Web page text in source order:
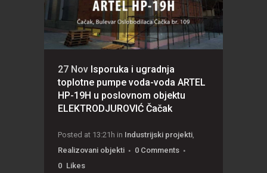
27 Nov Isporuka i ugradnja
toplotne pumpe voda-voda ARTEL
HP-19H u poslovnom objektu
ELEKTRODJUROVIĆ Čačak
Posted at 13:21h in Industrijski projekti,
Realizovani objekti
0 Comments
0 Likes